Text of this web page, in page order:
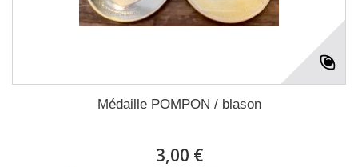
Médaille POMPON / blason
3,00 €